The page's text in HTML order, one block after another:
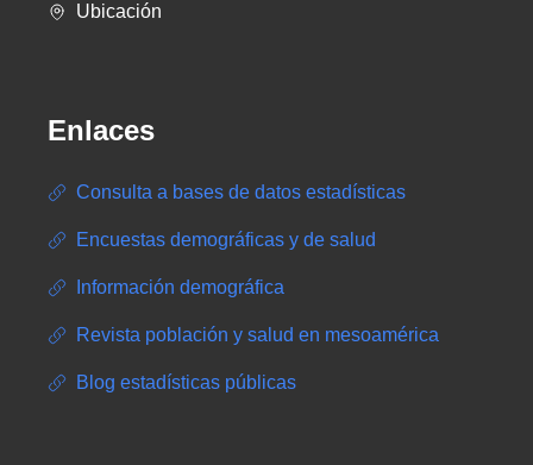
Ubicación
Enlaces
Consulta a bases de datos estadísticas
Encuestas demográficas y de salud
Información demográfica
Revista población y salud en mesoamérica
Blog estadísticas públicas